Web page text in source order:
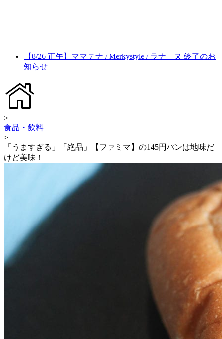
【8/26 正午】ママテナ / Merkystyle / ラナーヌ 終了のお
知らせ
>
食品・飲料
>
「うますぎる」「絶品」【ファミマ】の145円パンは地味だ
けど美味！